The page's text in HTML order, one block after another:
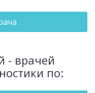
- врачей
по: